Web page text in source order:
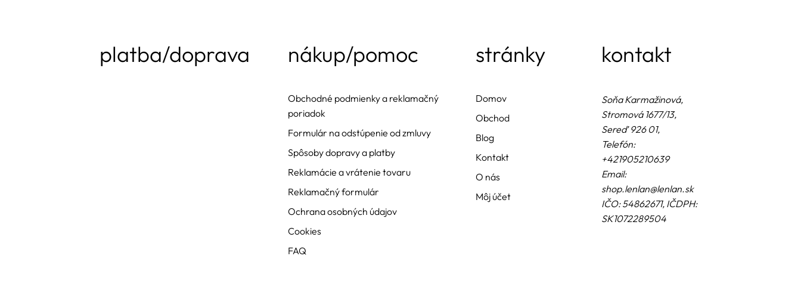
platba/doprava nákup/pomoc
Obchodné podmienky a reklamačný
poriadok
Formulár na odstúpenie od zmluvy
Spôsoby dopravy a platby
Reklamácie a vrátenie tovaru
Reklamačný formulár
Ochrana osobných údajov
Cookies
FAQ
stránky
Domov
Obchod
Blog
Kontakt
O nás
Môj účet
kontakt
Soňa Karmažinová,
Stromová 1677/13,
Sereď 926 01,
Telefón:
+421905210639
Email:
shop.lenlan@lenlan.sk
IČO: 54862671, IČDPH:
SK1072289504